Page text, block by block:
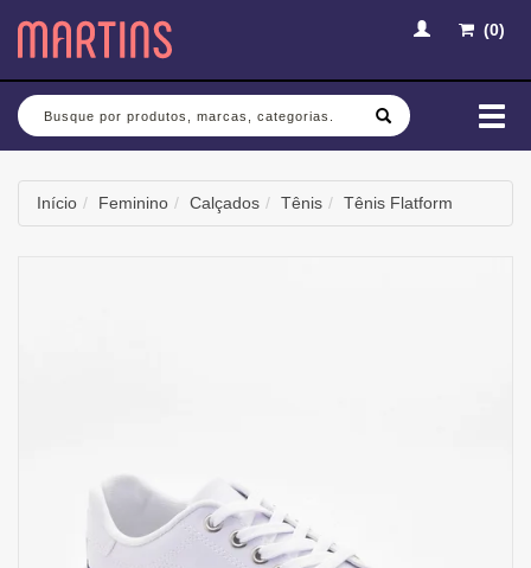
(0)
Busca
Início Feminino Calçados Tênis Tênis Flatform